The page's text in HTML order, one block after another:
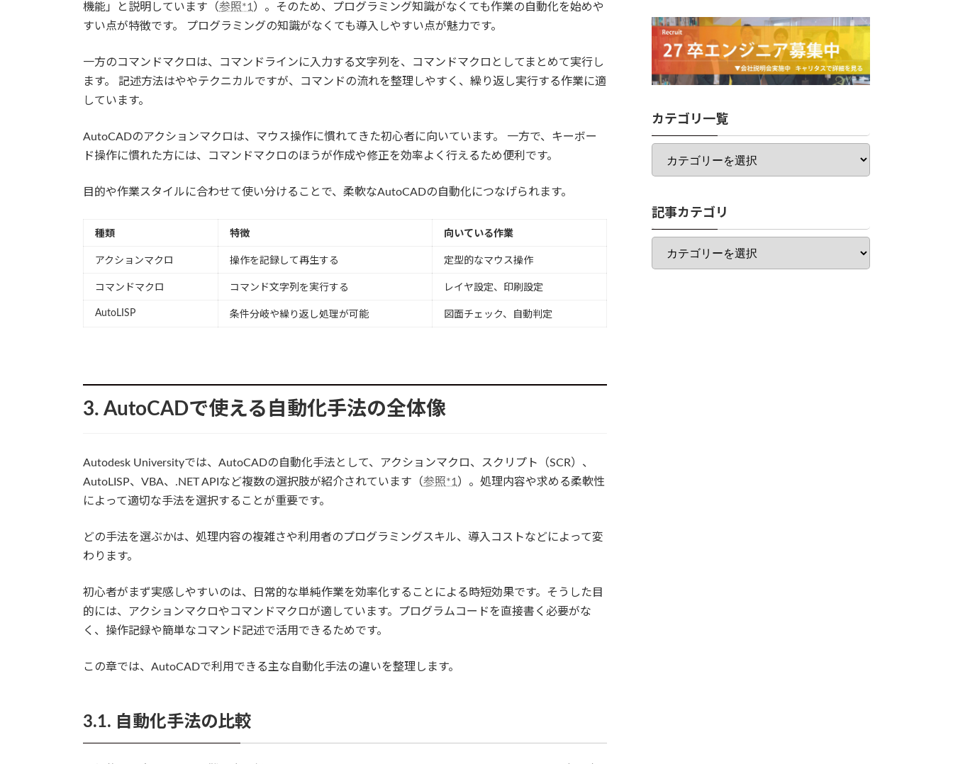
機能」と説明しています（参照*1 ）。そのため、プログラミング知識がなくても作業の自動化を始めや
すい点が特徴です。 プログラミングの知識がなくても導入しやすい点が魅力です。
一方のコマンドマクロは、コマンドラインに入力する文字列を、コマンドマクロとしてまとめて実行し
ます。 記述方法はややテクニカルですが、コマンドの流れを整理しやすく、繰り返し実行する作業に適
しています。
AutoCADのアクションマクロは、マウス操作に慣れてきた初心者に向いています。 一方で、キーボー
ド操作に慣れた方には、コマンドマクロのほうが作成や修正を効率よく行えるため便利です。
目的や作業スタイルに合わせて使い分けることで、柔軟なAutoCADの自動化につなげられます。
種類 特徴 向いている作業
アクションマクロ 操作を記録して再生する 定型的なマウス操作
コマンドマクロ コマンド文字列を実行する レイヤ設定、印刷設定
AutoLISP 条件分岐や繰り返し処理が可能 図面チェック、自動判定
3. AutoCADで使える自動化手法の全体像
Autodesk Universityでは、AutoCADの自動化手法として、アクションマクロ、スクリプト（SCR）、
AutoLISP、VBA、.NET APIなど複数の選択肢が紹介されています（参照*1 ）。処理内容や求める柔軟性
によって適切な手法を選択することが重要です。
どの手法を選ぶかは、処理内容の複雑さや利用者のプログラミングスキル、導入コストなどによって変
わります。
初心者がまず実感しやすいのは、日常的な単純作業を効率化することによる時短効果です。そうした目
的には、アクションマクロやコマンドマクロが適しています。プログラムコードを直接書く必要がな
く、操作記録や簡単なコマンド記述で活用できるためです。
この章では、AutoCADで利用できる主な自動化手法の違いを整理します。
3.1. 自動化手法の比較
カテゴリ一覧
カ
ゴ
一
覧
記事カテゴリ
記
カ